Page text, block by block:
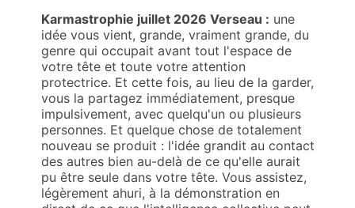
Karmastrophie juillet 2026 Verseau : une
idée vous vient, grande, vraiment grande, du
genre qui occupait avant tout l'espace de
votre tête et toute votre attention
protectrice. Et cette fois, au lieu de la garder,
vous la partagez immédiatement, presque
impulsivement, avec quelqu'un ou plusieurs
personnes. Et quelque chose de totalement
nouveau se produit : l'idée grandit au contact
des autres bien au-delà de ce qu'elle aurait
pu être seule dans votre tête. Vous assistez,
légèrement ahuri, à la démonstration en